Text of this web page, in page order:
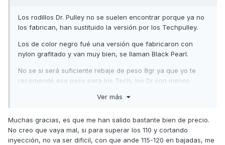
Los rodillos Dr. Pulley no se suelen encontrar porque ya no
los fabrican, han sustituido la versión por los Techpulley.
Los de color negro fué una versión que fabricaron con
nylon grafitado y van muy bien, se llaman Black Pearl.
No se si será suficiente rebaje de peso 8gr ya que yo te
recomendé ese peso para los Tech, los Dr son menos
puedes añadirle arandelas (de 0,2mm por ejemplo) en el
extremo del bulón, de esa manera se ajusta el desarrollo
acortándolo.
Ver más
Muchas gracias, es que me han salido bastante bien de precio.
No creo que vaya mal, si para superar los 110 y cortando
inyección, no va ser dificil, con que ande 115-120 en bajadas, me